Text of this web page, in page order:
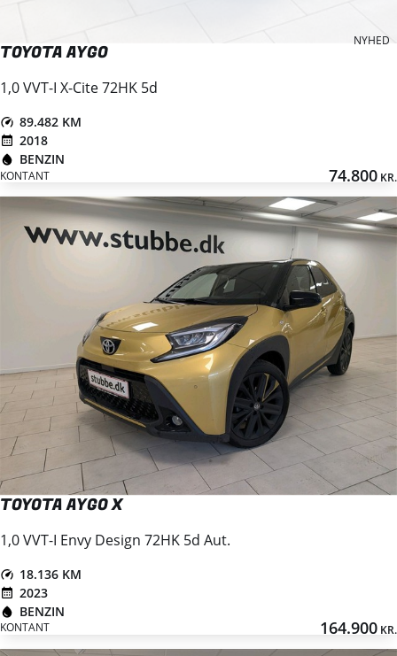
NYHED
TOYOTA AYGO
1,0 VVT-I X-Cite 72HK 5d
89.482 KM
2018
BENZIN
KONTANT 74.800 KR.
TOYOTA AYGO X
1,0 VVT-I Envy Design 72HK 5d Aut.
18.136 KM
2023
BENZIN
KONTANT 164.900 KR.